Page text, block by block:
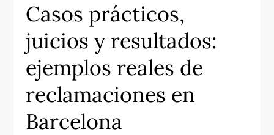
Casos prácticos,
juicios y resultados:
ejemplos reales de
reclamaciones en
Barcelona